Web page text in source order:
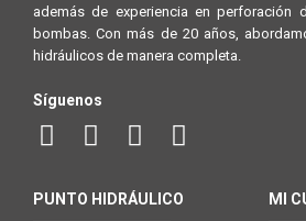
además de experiencia en perforación
bombas. Con más de 20 años,
hidráulicos de manera completa.
Síguenos
PUNTO HIDRÁULICO MI